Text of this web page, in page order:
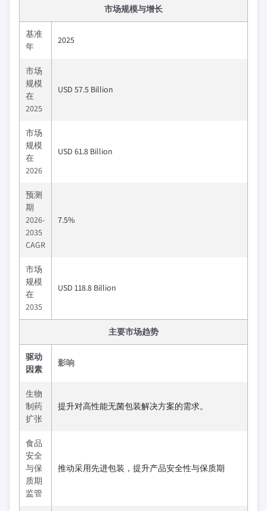
市场规模与增长
基准
年
2025
市场
规模
在
2025
USD 57.5 Billion
市场
规模
在
2026
USD 61.8 Billion
预测
期
2026-
2035
CAGR
7.5%
市场
规模
在
2035
USD 118.8 Billion
主要市场趋势
驱动
因素
影响
生物
制药
扩张
提升对高性能无菌包装解决方案的需求。
食品
安全
与保
质期
监管
推动采用先进包装，提升产品安全性与保质期